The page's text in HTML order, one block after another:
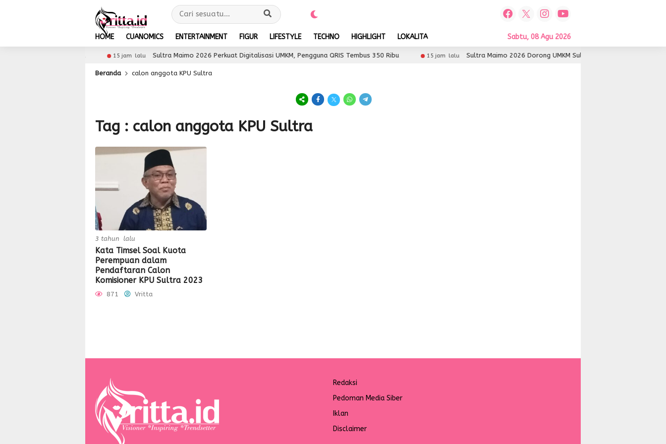
HOME CUANOMICS ENTERTAINMENT FIGUR LIFESTYLE TECHNO HIGHLIGHT LOKALITA Sabtu, 08 Agu 2026
15 jam lalu Sultra Maimo 2026 Perkuat Digitalisasi UMKM, Pengguna QRIS Tembus 350 Ribu 15 jam lalu Sultra Maimo 2026 Dorong UMKM Sultra Lebih Inovatif dan Berdaya
Beranda calon anggota KPU Sultra
Tag : calon anggota KPU Sultra
3 tahun lalu
Kata Timsel Soal Kuota
Perempuan dalam
Pendaftaran Calon
Komisioner KPU Sultra 2023
871 Vritta
Redaksi
Pedoman Media Siber
Iklan
Disclaimer